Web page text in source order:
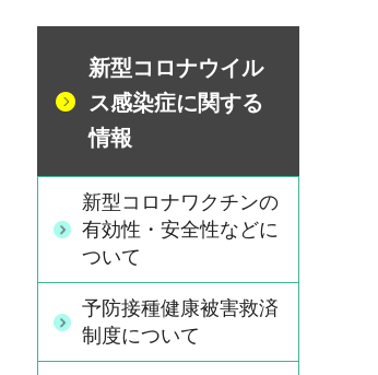
新型コロナウイル
ス感染症に関する
情報
新型コロナワクチンの
有効性・安全性などに
ついて
予防接種健康被害救済
制度について